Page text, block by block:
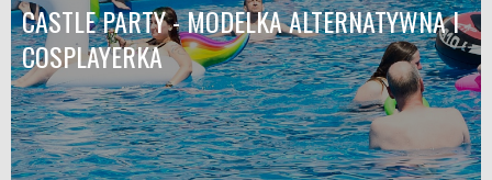
CASTLE PARTY - MODELKA ALTERNATYWNA I
COSPLAYERKA